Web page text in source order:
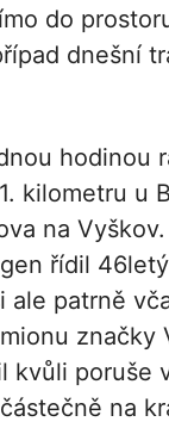
do
dnešní
hodinou
kilometru u
na
řídil
ale patrně
značky
kvůli poruše
na